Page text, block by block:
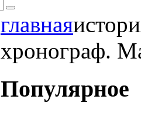
главная
хронограф.
Популярное